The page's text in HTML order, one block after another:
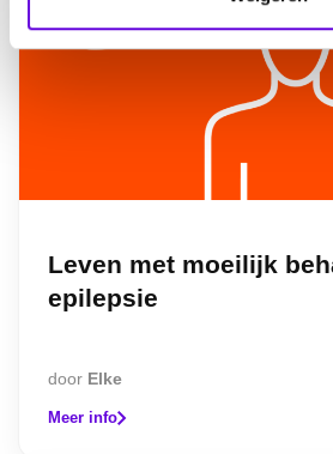
Leven met moeilijk
epilepsie
door Elke
Meer info